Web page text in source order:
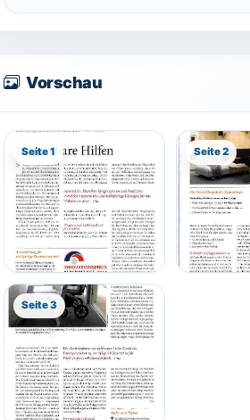
Vorschau
Seite 1 Seite 2
Seite 3